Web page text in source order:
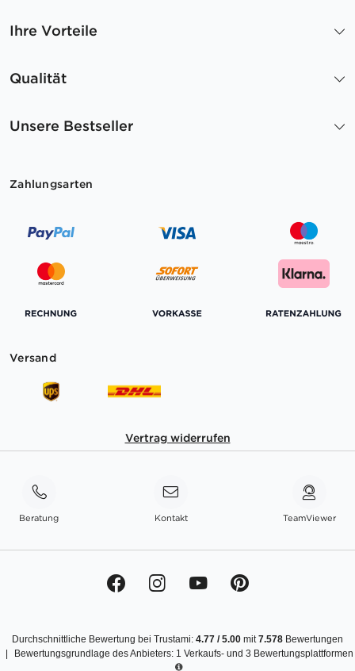
Ihre Vorteile
Qualität
Unsere Bestseller
Zahlungsarten
Versand
Vertrag widerrufen
Beratung Kontakt TeamViewer
Durchschnittliche Bewertung bei Trustami: 4.77 /5.00 mit7.578 Bewertungen
Bewertungsgrundlage des Anbieters: 1 Verkaufs- und 3 Bewertungsplattformen